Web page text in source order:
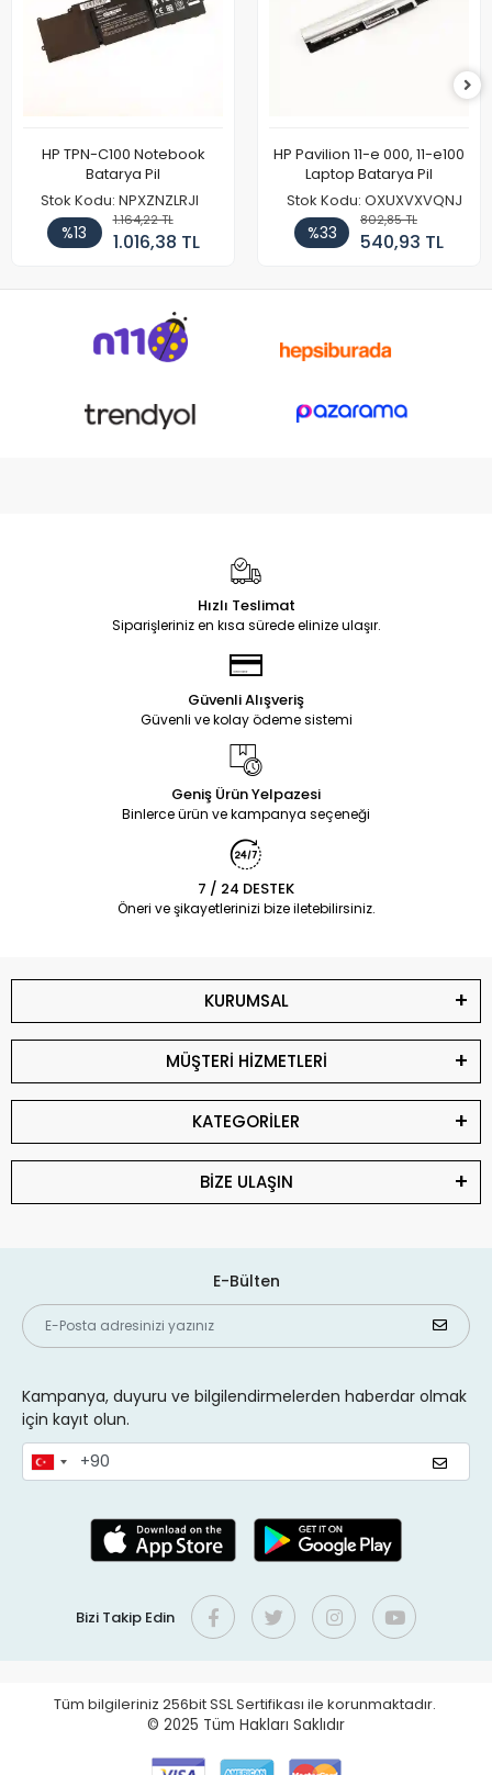
HP TPN-C100 Notebook
Batarya Pil
Stok Kodu: NPXZNZLRJI
%13
1.164,22 TL
1.016,38 TL
HP Pavilion 11-e 000, 11-e100
Laptop Batarya Pil
Stok Kodu: OXUXVXVQNJ
%33
802,85 TL
540,93 TL
Hızlı Teslimat
Siparişleriniz en kısa sürede elinize ulaşır.
Güvenli Alışveriş
Güvenli ve kolay ödeme sistemi
Geniş Ürün Yelpazesi
Binlerce ürün ve kampanya seçeneği
7 / 24 DESTEK
Öneri ve şikayetlerinizi bize iletebilirsiniz.
KURUMSAL
MÜŞTERİ HİZMETLERİ
KATEGORİLER
BİZE ULAŞIN
E-Bülten
Kampanya, duyuru ve bilgilendirmelerden haberdar olmak
için kayıt olun.
Bizi Takip Edin
Tüm bilgileriniz 256bit SSL Sertifikası ile korunmaktadır.
© 2025 Tüm Hakları Saklıdır